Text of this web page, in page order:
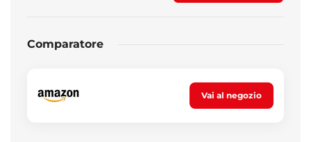
Comparatore
Vai al negozio